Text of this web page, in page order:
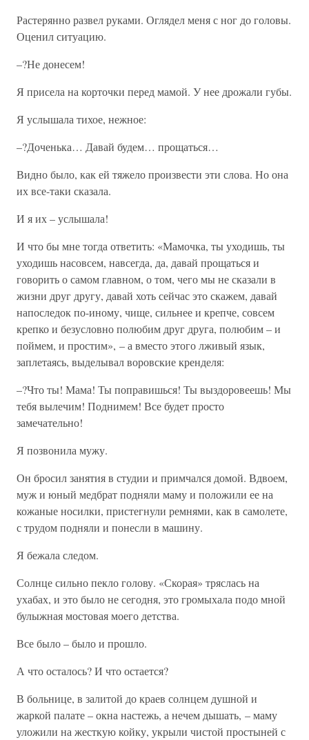
Растерянно развел руками. Оглядел меня с ног до головы.
Оценил ситуацию.
–?Не донесем!
Я присела на корточки перед мамой. У нее дрожали губы.
Я услышала тихое, нежное:
–?Доченька… Давай будем… прощаться…
Видно было, как ей тяжело произвести эти слова. Но она
их все-таки сказала.
И я их – услышала!
И что бы мне тогда ответить: «Мамочка, ты уходишь, ты
уходишь насовсем, навсегда, да, давай прощаться и
говорить о самом главном, о том, чего мы не сказали в
жизни друг другу, давай хоть сейчас это скажем, давай
напоследок по-иному, чище, сильнее и крепче, совсем
крепко и безусловно полюбим друг друга, полюбим – и
поймем, и простим», – а вместо этого лживый язык,
заплетаясь, выделывал воровские кренделя:
–?Что ты! Мама! Ты поправишься! Ты выздоровеешь! Мы
тебя вылечим! Поднимем! Все будет просто
замечательно!
Я позвонила мужу.
Он бросил занятия в студии и примчался домой. Вдвоем,
муж и юный медбрат подняли маму и положили ее на
кожаные носилки, пристегнули ремнями, как в самолете,
с трудом подняли и понесли в машину.
Я бежала следом.
Солнце сильно пекло голову. «Скорая» тряслась на
ухабах, и это было не сегодня, это громыхала подо мной
булыжная мостовая моего детства.
Все было – было и прошло.
А что осталось? И что остается?
В больнице, в залитой до краев солнцем душной и
жаркой палате – окна настежь, а нечем дышать, – маму
уложили на жесткую койку, укрыли чистой простыней с